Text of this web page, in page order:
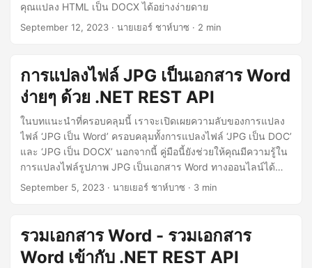
คุณแปลง HTML เป็น DOCX ได้อย่างง่ายดาย
September 12, 2023 · นายเยอร์ ชาห์บาซ · 2 min
การแปลงไฟล์ JPG เป็นเอกสาร Word
ง่ายๆ ด้วย .NET REST API
ในบทแนะนำที่ครอบคลุมนี้ เราจะเปิดเผยความลับของการแปลง
ไฟล์ ‘JPG เป็น Word’ ครอบคลุมทั้งการแปลงไฟล์ ‘JPG เป็น DOC’
และ ‘JPG เป็น DOCX’ นอกจากนี้ คู่มือนี้ยังช่วยให้คุณมีความรู้ใน
การแปลงไฟล์รูปภาพ JPG เป็นเอกสาร Word ทางออนไลน์ได้
อย่างราบรื่น
September 5, 2023 · นายเยอร์ ชาห์บาซ · 3 min
รวมเอกสาร Word - รวมเอกสาร
Word เข้ากับ .NET REST API